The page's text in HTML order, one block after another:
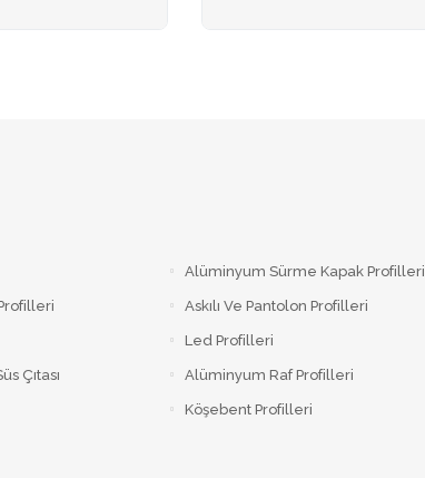
Çıtası
Alüminyum Sürme Kapak Profilleri
Askılı Ve Pantolon Profilleri
Led Profilleri
Alüminyum Raf Profilleri
Köşebent Profilleri